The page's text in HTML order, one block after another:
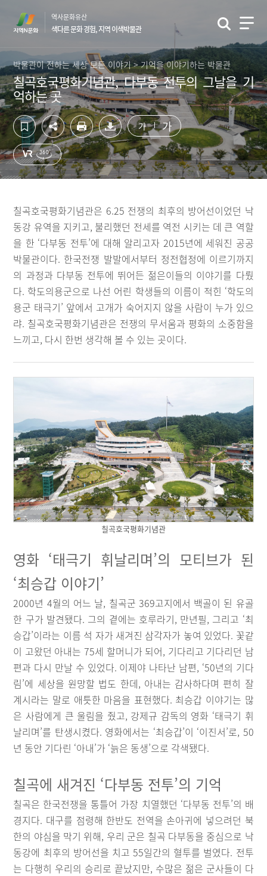
영
역
바
로
가
기
역
바
로
가
기
역사문화유산
색다른 문화 경험, 지역 이색박물관
박물관이 전하는 세상 모든 이야기 > 기억을 이야기하는 박물관
칠곡호국평화기념관, 다부동 전투의 그날을 기
억하는 곳
가 가
칠곡호국평화기념관은 6.25 전쟁의 최후의 방어선이었던 낙
동강 유역을 지키고, 불리했던 전세를 역전 시키는 데 큰 역할
을 한 ‘다부동 전투’에 대해 알리고자 2015년에 세워진 공공
박물관이다. 한국전쟁 발발에서부터 정전협정에 이르기까지
의 과정과 다부동 전투에 뛰어든 젊은이들의 이야기를 다뤘
다. 학도의용군으로 나선 어린 학생들의 이름이 적힌 ‘학도의
용군 태극기’ 앞에서 고개가 숙어지지 않을 사람이 누가 있으
랴. 칠곡호국평화기념관은 전쟁의 무서움과 평화의 소중함을
느끼고, 다시 한번 생각해 볼 수 있는 곳이다.
칠곡호국평화기념관
영화 ‘태극기 휘날리며’의 모티브가 된
‘최승갑 이야기’
2000년 4월의 어느 날, 칠곡군 369고지에서 백골이 된 유골
한 구가 발견됐다. 그의 곁에는 호루라기, 만년필, 그리고 ‘최
승갑’이라는 이름 석 자가 새겨진 삼각자가 놓여 있었다. 꽃같
이 고왔던 아내는 75세 할머니가 되어, 기다리고 기다리던 남
편과 다시 만날 수 있었다. 이제야 나타난 남편, ‘50년의 기다
림’에 세상을 원망할 법도 한데, 아내는 감사하다며 편히 잘
계시라는 말로 애틋한 마음을 표현했다. 최승갑 이야기는 많
은 사람에게 큰 울림을 줬고, 강제규 감독의 영화 ‘태극기 휘
날리며’를 탄생시켰다. 영화에서는 ‘최승갑’이 ‘이진서’로, 50
년 동안 기다린 ‘아내’가 ‘늙은 동생’으로 각색됐다.
칠곡에 새겨진 ‘다부동 전투’의 기억
칠곡은 한국전쟁을 통틀어 가장 치열했던 ‘다부동 전투’의 배
경지다. 대구를 점령해 한반도 전역을 손아귀에 넣으려던 북
한의 야심을 막기 위해, 우리 군은 칠곡 다부동을 중심으로 낙
동강에 최후의 방어선을 치고 55일간의 혈투를 벌였다. 전투
는 다행히 우리의 승리로 끝났지만, 수많은 젊은 군사들이 다